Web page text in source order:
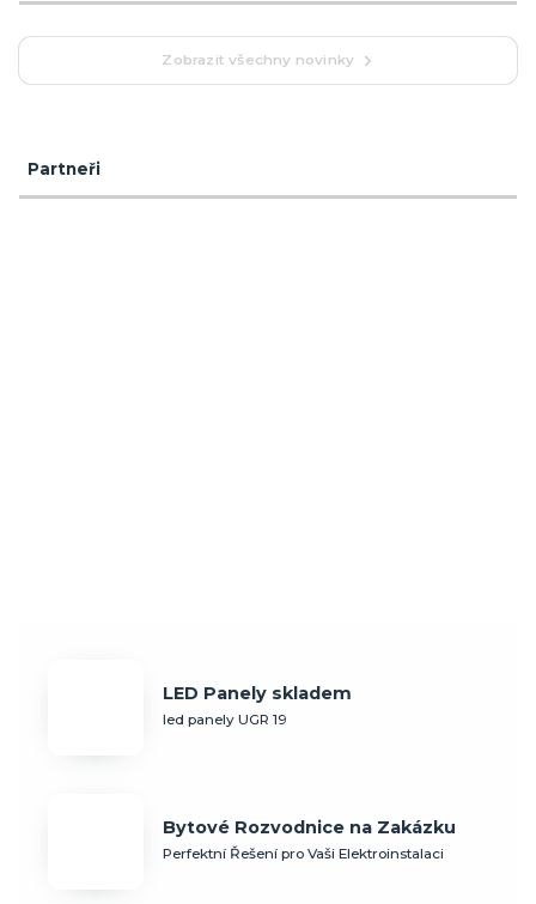
Zobrazit všechny novinky
Partneři
LED Panely skladem
led panely UGR 19
Bytové Rozvodnice na Zakázku
Perfektní Řešení pro Vaši Elektroinstalaci